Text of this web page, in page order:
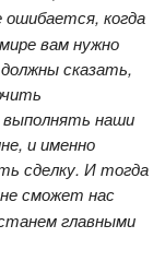
когда
вам нужно
сказать,
выполнять наши
и именно
сделку. И тогда
сможет нас
главными